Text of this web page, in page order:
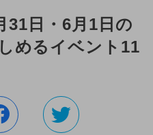
31日・6月1日の
めるイベント11